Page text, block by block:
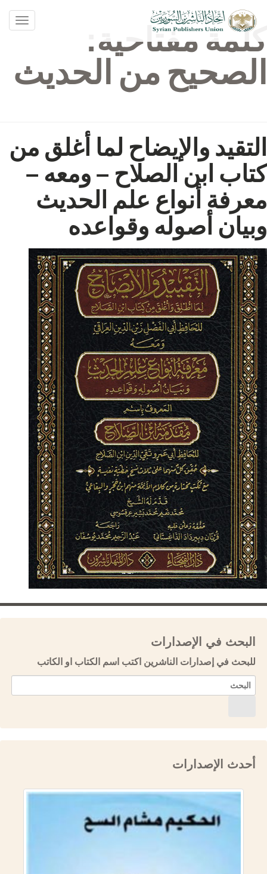
كلمة مفتاحية:
الصحيح من الحديث
التقيد والإيضاح لما أغلق من
كتاب ابن الصلاح – ومعه –
معرفة أنواع علم الحديث
وبيان أصوله وقواعده
البحث في الإصدارات
للبحث في إصدارات الناشرين اكتب اسم الكتاب او الكاتب
أحدث الإصدارات